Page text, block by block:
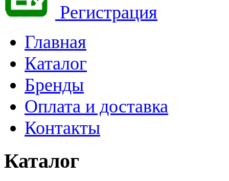
Регистрация
Главная
Каталог
Бренды
Оплата и доставка
Контакты
Каталог